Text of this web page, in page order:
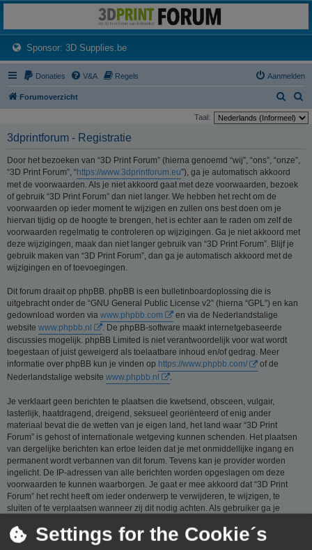
Het 3D print forum van de Benelux na de sluiting van 3dprintforum.nl
Sponsor: 3D Supplies.be(Opens a new tab)
Donaties V&A Regels Aanmelden
Forumoverzicht
o
o
Taal:
3dprintforum - Registratie
Door het bezoeken van “3D Print Forum” (hierna genoemd “wij”, “ons”, “onze”,
“3D Print Forum”, “https://www.3dprintforum.eu”), ga je automatisch akkoord
met de voorwaarden. Als je niet akkoord gaat met deze voorwaarden, bezoek
of gebruik “3D Print Forum” dan niet langer. We hebben het recht om de
voorwaarden op ieder moment te wijzigen en zullen ons best doen om je
hiervan tijdig op de hoogte te brengen, het is echter aan te raden om zelf de
voorwaarden regelmatig te controleren op wijzigingen. Ga je niet akkoord met
deze wijzigingen, maak dan niet langer gebruik van “3D Print Forum”. Blijf je
gebruik maken van “3D Print Forum”, dan ga je automatisch akkoord met de
wijzigingen en of toevoegingen.
Dit forum draait op phpBB. phpBB is een bulletinboardoplossing die is
uitgebracht onder de “GNU General Public License v2” (hierna “GPL”) en kan
gedownload worden via www.phpbb.com
en via de Nederlandstalige
website www.phpbb.nl
. De phpBB-software maakt internetgebaseerde
discussies mogelijk. phpBB Limited is niet verantwoordelijk voor wat wordt
toegestaan of juist geweigerd als toelaatbare inhoud en/of gedrag. Meer
informatie over phpBB kun je vinden op https://www.phpbb.com/
of de
Nederlandstalige website www.phpbb.nl
Je verklaart geen berichten te plaatsen die kwetsend, obsceen, vulgair,
lasterlijk, haatdragend, dreigend, seksueel georiënteerd of enig ander
materiaal bevat die de wetten van je eigen land, het land waar “3D Print
Forum” is gehost of internationale wetgeving kunnen schenden. Het plaatsen
van dergelijke berichten kan ertoe leiden dat je met onmiddellijke ingang en
permanent wordt verbannen van dit forum. Tevens kan je provider worden
ingelicht. De IP-adressen van alle berichten worden opgeslagen om deze
voorwaarden te kunnen waarborgen. Je gaat er mee akkoord dat “3D Print
Forum” het recht heeft om ieder onderwerp te verwijderen, te wijzigen, te
sluiten of te verplaatsen wanneer zij dit nodig achten. Als gebruiker ga je
een database. Hoewel deze informatie niet aan een derde partij zal worden
verstrekt zónder je toestemming, kan “3D Print Forum” nóch phpBB
Settings for the Cookie´s